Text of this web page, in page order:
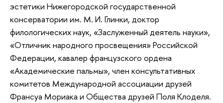
эстетики Нижегородской государственной
консерватории им. М. И. Глинки, доктор
филологических наук, «Заслуженный деятель науки»,
«Отличник народного просвещения» Российской
Федерации, кавалер французского ордена
«Академические пальмы», член консультативных
комитетов Международной ассоциации друзей
Франсуа Мориака и Общества друзей Поля Клоделя.